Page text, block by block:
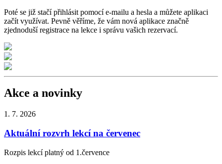
Poté se již stačí přihlásit pomocí e-mailu a hesla a můžete aplikaci
začít využívat. Pevně věříme, že vám nová aplikace značně
zjednoduší registrace na lekce i správu vašich rezervací.
Akce a novinky
1. 7. 2026
Aktuální rozvrh lekcí na červenec
Rozpis lekcí platný od 1.července